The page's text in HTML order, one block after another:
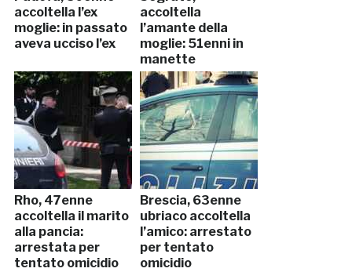
accoltella l’ex
moglie: in passato
aveva ucciso l’ex
accoltella
l’amante della
moglie: 51enni in
manette
Rho, 47enne
accoltella il marito
alla pancia:
arrestata per
tentato omicidio
Brescia, 63enne
ubriaco accoltella
l’amico: arrestato
per tentato
omicidio